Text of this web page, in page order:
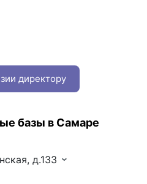
директору
базы в Самаре
д.133